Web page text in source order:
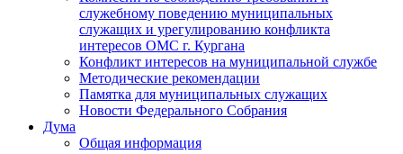
служебному поведению муниципальных
служащих и урегулированию конфликта
интересов ОМС г. Кургана
Конфликт интересов на муниципальной службе
Методические рекомендации
Памятка для муниципальных служащих
Новости Федерального Cобрания
Дума
Общая информация